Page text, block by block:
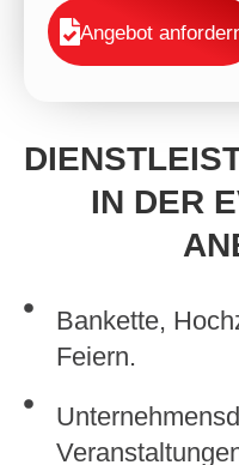
Angebot
IN DER
Bankette,
Feiern.